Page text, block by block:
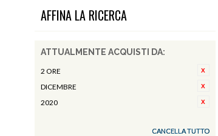
AFFINA LA RICERCA
ATTUALMENTE ACQUISTI DA:
2 ORE
DICEMBRE
2020
CANCELLA TUTTO